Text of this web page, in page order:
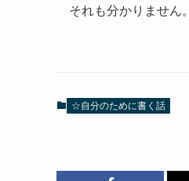
それも分かりません。
☆自分のために書く話